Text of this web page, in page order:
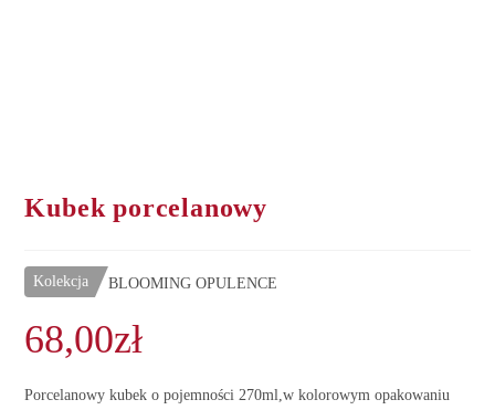
Kubek porcelanowy
Kolekcja BLOOMING OPULENCE
68,00zł
Porcelanowy kubek o pojemności 270ml,w kolorowym opakowaniu